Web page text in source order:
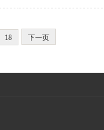
18 下一页